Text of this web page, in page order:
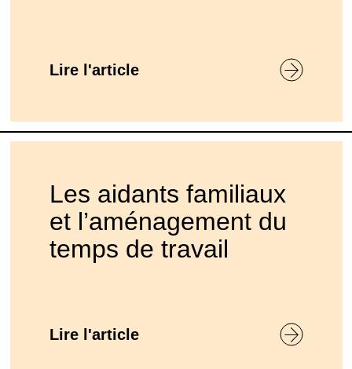
Lire l'article
Les aidants familiaux
et l’aménagement du
temps de travail
Lire l'article